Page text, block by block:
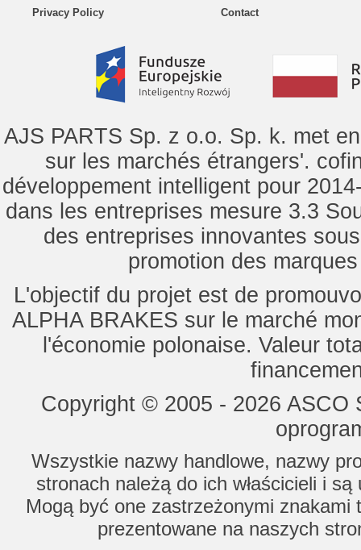
Privacy Policy Contact
AJS PARTS Sp. z o.o. Sp. k. met
sur les marchés étrangers'.
développement intelligent pour
dans les entreprises mesure 3.3
des entreprises innovantes
promotion des
L'objectif du projet est de
ALPHA BRAKES sur le marché
l'économie polonaise. Valeur
Copyright © 2005 - 2026
Wszystkie nazwy handlowe, nazwy
stronach należą do ich właścicieli i
Mogą być one zastrzeżonymi znakami
prezentowane na naszych